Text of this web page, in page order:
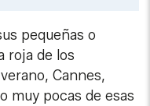
pequeñas o
roja de los
Cannes,
muy pocas de esas